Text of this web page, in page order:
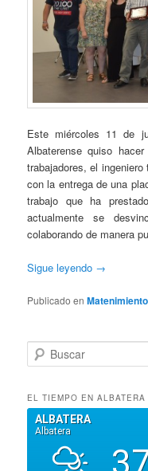
Este miércoles 11 de
Albaterense quiso
trabajadores, el
con la entrega de una
trabajo que ha
actualmente se
colaborando de manera
Sigue leyendo →
Publicado en Matenimiento
u
c
a
EL TIEMPO EN ALBATERA